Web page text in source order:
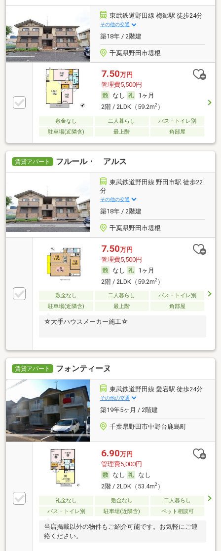
東武鉄道野田線 梅郷駅 徒歩24分
その他の交通
築18年 / 2階建
千葉県野田市堤根
7.50万円
管理費5,500円
なし
1ヶ月
2階 / 2LDK（59.2m2）
敷金なし 二人暮らし
バス・トイレ別
駐車場(近隣含)
最上階 角部屋
賃貸アパート フルール・ アルス
東武鉄道野田線 野田市駅 徒歩22
分
その他の交通
築18年 / 2階建
千葉県野田市堤根
7.50万円
管理費5,500円
なし
1ヶ月
2階 / 2LDK（59.2m2）
敷金なし 二人暮らし
バス・トイレ別
駐車場(近隣含)
最上階 角部屋
☆大手ハウスメーカー施工☆
賃貸アパート フォンティーヌ
東武鉄道野田線 愛宕駅 徒歩24分
その他の交通
築19年5ヶ月 / 2階建
千葉県野田市中野台鹿島町
6.90万円
管理費5,000円
なし
なし
2階 / 2LDK（53.4m2）
礼金なし 敷金なし
二人暮らし
バス・トイレ別
駐車場(近隣含) ペット相談可
当店掲載以外の物件もご紹介可能です。お気軽にご連
絡ください。